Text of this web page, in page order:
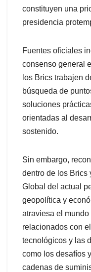
constituyen una
presidencia
Fuentes oficiales
consenso general
los Brics trabajen
búsqueda de
soluciones
orientadas al
sostenido.
Sin embargo,
dentro de los Brics
Global del actual
geopolítica y
atraviesa el
relacionados con
tecnológicos y las
como los desafíos
cadenas de